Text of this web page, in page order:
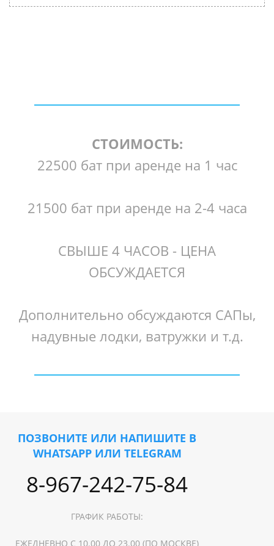
СТОИМОСТЬ:
22500 бат при аренде на 1 час
21500 бат при аренде на 2-4 часа
СВЫШЕ 4 ЧАСОВ - ЦЕНА
ОБСУЖДАЕТСЯ
Дополнительно обсуждаются САПы,
надувные лодки, ватружки и т.д.
ПОЗВОНИТЕ ИЛИ НАПИШИТЕ В
WHATSAPP ИЛИ TELEGRAM
8-967-242-75-84
ГРАФИК РАБОТЫ:
ЕЖЕДНЕВНО С 10.00 ДО 23.00 (ПО МОСКВЕ)